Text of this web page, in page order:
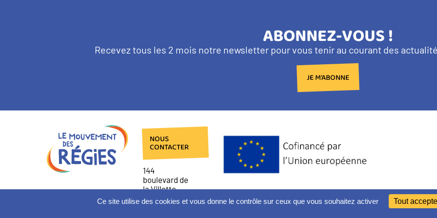
TITRE
BANDEAU
NEWSLETTER
ABONNEZ-VOUS !
Texte
Recevez tous les 2 mois notre newsletter pour vous tenir au courant des
JE M'ABONNE
NOUS
CONTACTER
144
boulevard de
la Villette
75019 Paris
Logo
Europe
PLAN DU SITE
Ce site utilise des cookies et vous donne le contrôle sur ceux que vous souhaitez activer Tout